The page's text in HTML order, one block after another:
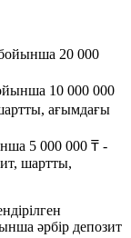
20 000
10 000 000
ағымдағы
5 000 000 ₸ -
шартты,
әрбір депозит